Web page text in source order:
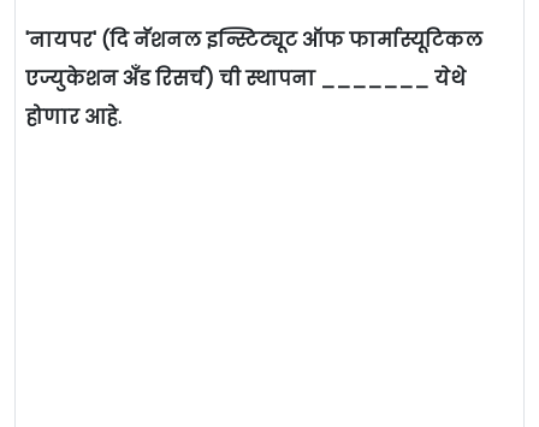
'नायपर' (दि नॅशनल इन्स्टिट्यूट ऑफ फार्मास्यूटिकल
एज्युकेशन अँड रिसर्च) ची स्थापना _______ येथे
होणार आहे.